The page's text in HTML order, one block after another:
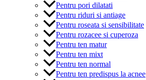
Pentru pori dilatati
Pentru riduri si antiage
Pentru roseata si sensibilitate
Pentru rozacee si cuperoza
Pentru ten matur
Pentru ten mixt
Pentru ten normal
Pentru ten predispus la acnee